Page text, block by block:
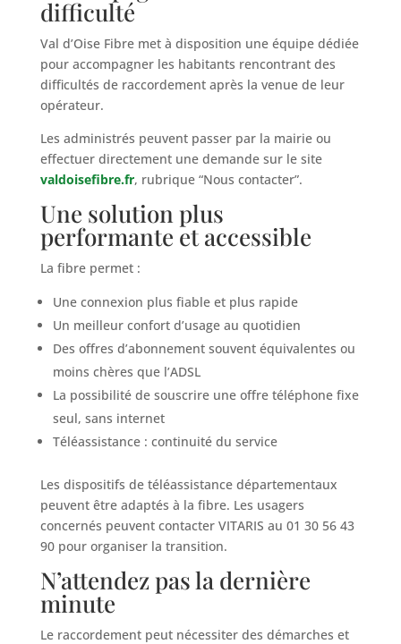
difficulté
Val d’Oise Fibre met à disposition une équipe dédiée
pour accompagner les habitants rencontrant des
difficultés de raccordement après la venue de leur
opérateur.
Les administrés peuvent passer par la mairie ou
effectuer directement une demande sur le site
valdoisefibre.fr, rubrique “Nous contacter”.
Une solution plus
performante et accessible
La fibre permet :
Une connexion plus fiable et plus rapide
Un meilleur confort d’usage au quotidien
Des offres d’abonnement souvent équivalentes ou
moins chères que l’ADSL
La possibilité de souscrire une offre téléphone fixe
seul, sans internet
Téléassistance : continuité du service
Les dispositifs de téléassistance départementaux
peuvent être adaptés à la fibre. Les usagers
concernés peuvent contacter VITARIS au 01 30 56 43
90 pour organiser la transition.
N’attendez pas la dernière
minute
Le raccordement peut nécessiter des démarches et